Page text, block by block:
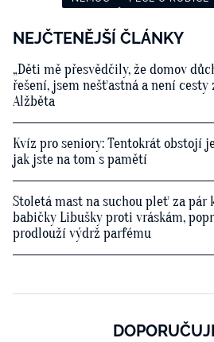
NEJČTENĚJŠÍ ČLÁNKY
„Děti mě přesvědčily, že domov
řešení, jsem nešťastná a není cesty
Alžběta
Kvíz pro seniory: Tentokrát obstojí
jak jste na tom s pamětí
Stoletá mast na suchou pleť za pár
babičky Libušky proti vráskám,
prodlouží výdrž parfému